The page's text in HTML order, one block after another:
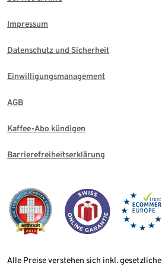
Impressum
Datenschutz und Sicherheit
Einwilligungsmanagement
AGB
Kaffee-Abo kündigen
Barrierefreiheitserklärung
Alle Preise verstehen sich inkl.